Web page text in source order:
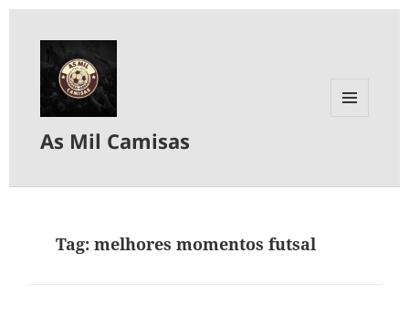
As Mil Camisas
Tag:melhores momentos futsal